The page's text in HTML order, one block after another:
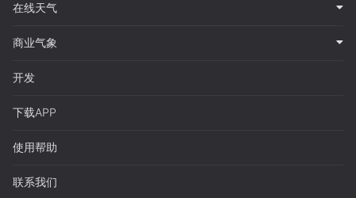
在线天气
商业气象
开发
下载APP
使用帮助
联系我们